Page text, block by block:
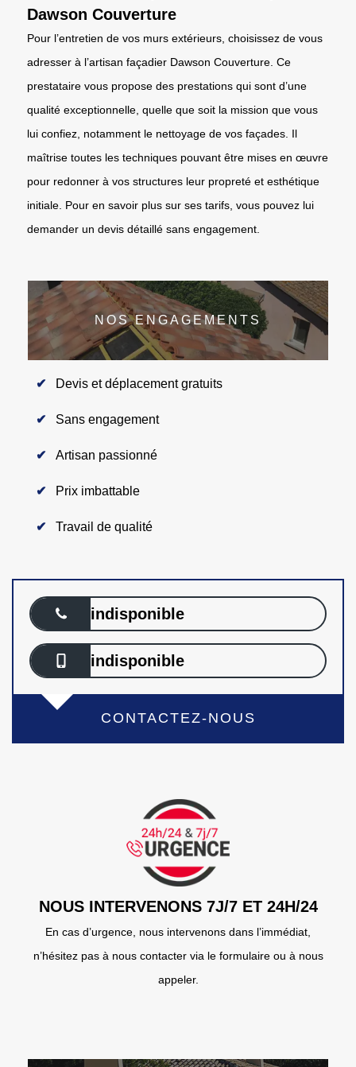
Dawson Couverture
Pour l’entretien de vos murs extérieurs, choisissez de vous
adresser à l’artisan façadier Dawson Couverture. Ce
prestataire vous propose des prestations qui sont d’une
qualité exceptionnelle, quelle que soit la mission que vous
lui confiez, notamment le nettoyage de vos façades. Il
maîtrise toutes les techniques pouvant être mises en œuvre
pour redonner à vos structures leur propreté et esthétique
initiale. Pour en savoir plus sur ses tarifs, vous pouvez lui
demander un devis détaillé sans engagement.
NOS ENGAGEMENTS
Devis et déplacement gratuits
Sans engagement
Artisan passionné
Prix imbattable
Travail de qualité
indisponible
indisponible
CONTACTEZ-NOUS
NOUS INTERVENONS 7J/7 ET 24H/24
En cas d’urgence, nous intervenons dans l’immédiat,
n’hésitez pas à nous contacter via le formulaire ou à nous
appeler.